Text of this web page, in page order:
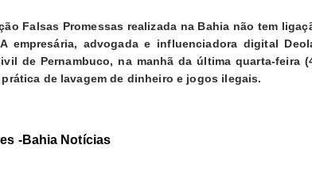
Falsas Promessas realizada na Bahia não tem
empresária, advogada e influenciadora digital
de Pernambuco, na manhã da última quarta-feira
de lavagem de dinheiro e jogos ilegais.
-Bahia Notícias